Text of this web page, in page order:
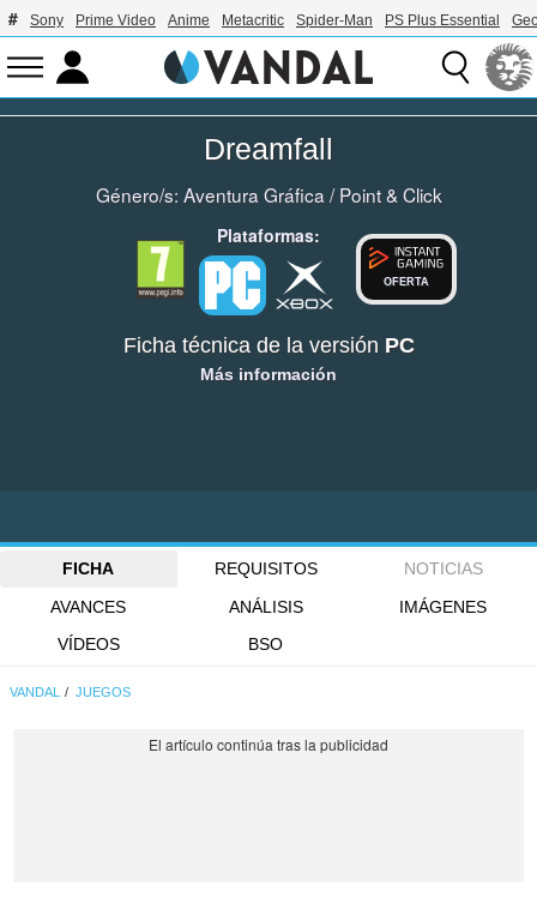
Sony Prime Video Anime Metacritic Spider-Man PS Plus Essential
Dreamfall
Género/s: Aventura Gráfica /Point & Click
Plataformas:
OFERTA
Ficha técnica de la versión PC
Más información
FICHA REQUISITOS
NOTICIAS
AVANCES
ANÁLISIS
IMÁGENES
VÍDEOS
BSO
VANDAL JUEGOS